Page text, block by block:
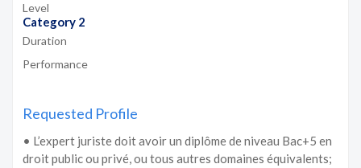
Level
Category 2
Duration
Performance
Requested Profile
• L’expert juriste doit avoir un diplôme de niveau Bac+5 en
droit public ou privé, ou tous autres domaines équivalents;